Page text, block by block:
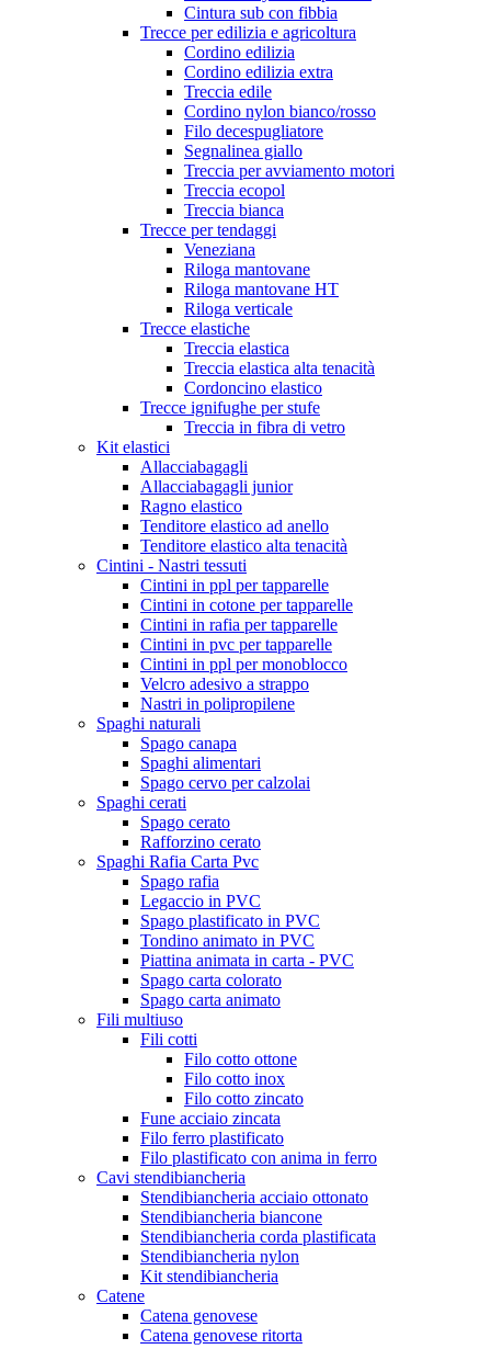
Cintura sub con fibbia
Trecce per edilizia e agricoltura
Cordino edilizia
Cordino edilizia extra
Treccia edile
Cordino nylon bianco/rosso
Filo decespugliatore
Segnalinea giallo
Treccia per avviamento motori
Treccia ecopol
Treccia bianca
Trecce per tendaggi
Veneziana
Riloga mantovane
Riloga mantovane HT
Riloga verticale
Trecce elastiche
Treccia elastica
Treccia elastica alta tenacità
Cordoncino elastico
Trecce ignifughe per stufe
Treccia in fibra di vetro
Kit elastici
Allacciabagagli
Allacciabagagli junior
Ragno elastico
Tenditore elastico ad anello
Tenditore elastico alta tenacità
Cintini - Nastri tessuti
Cintini in ppl per tapparelle
Cintini in cotone per tapparelle
Cintini in rafia per tapparelle
Cintini in pvc per tapparelle
Cintini in ppl per monoblocco
Velcro adesivo a strappo
Nastri in polipropilene
Spaghi naturali
Spago canapa
Spaghi alimentari
Spago cervo per calzolai
Spaghi cerati
Spago cerato
Rafforzino cerato
Spaghi Rafia Carta Pvc
Spago rafia
Legaccio in PVC
Spago plastificato in PVC
Tondino animato in PVC
Piattina animata in carta - PVC
Spago carta colorato
Spago carta animato
Fili multiuso
Fili cotti
Filo cotto ottone
Filo cotto inox
Filo cotto zincato
Fune acciaio zincata
Filo ferro plastificato
Filo plastificato con anima in ferro
Cavi stendibiancheria
Stendibiancheria acciaio ottonato
Stendibiancheria biancone
Stendibiancheria corda plastificata
Stendibiancheria nylon
Kit stendibiancheria
Catene
Catena genovese
Catena genovese ritorta